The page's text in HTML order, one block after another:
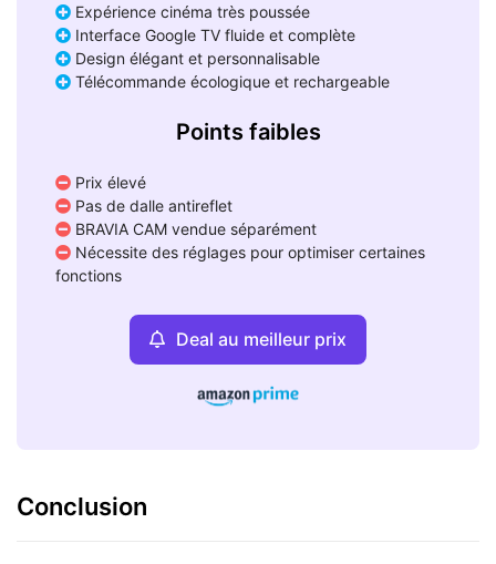
Expérience cinéma très poussée
Interface Google TV fluide et complète
Design élégant et personnalisable
Télécommande écologique et rechargeable
Points faibles
Prix élevé
Pas de dalle antireflet
BRAVIA CAM vendue séparément
Nécessite des réglages pour optimiser certaines
fonctions
Deal au meilleur prix
Conclusion